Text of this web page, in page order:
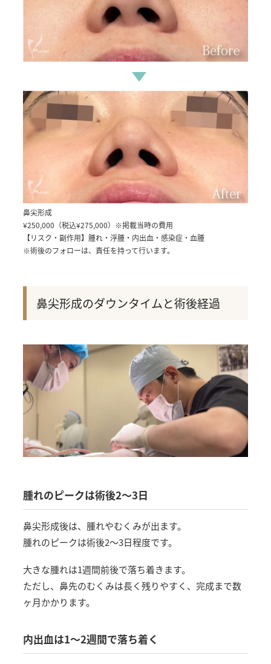
鼻尖形成
¥250,000（税込¥275,000） ※掲載当時の費用
【リスク・副作用】腫れ・浮腫・内出血・感染症・血腫
※術後のフォローは、責任を持って行います。
鼻尖形成のダウンタイムと術後経過
腫れのピークは術後2〜3日
鼻尖形成後は、腫れやむくみが出ます。
腫れのピークは術後2〜3日程度です。
大きな腫れは1週間前後で落ち着きます。
ただし、鼻先のむくみは長く残りやすく、完成まで数
ヶ月かかります。
内出血は1〜2週間で落ち着く